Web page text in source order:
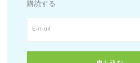
購読する